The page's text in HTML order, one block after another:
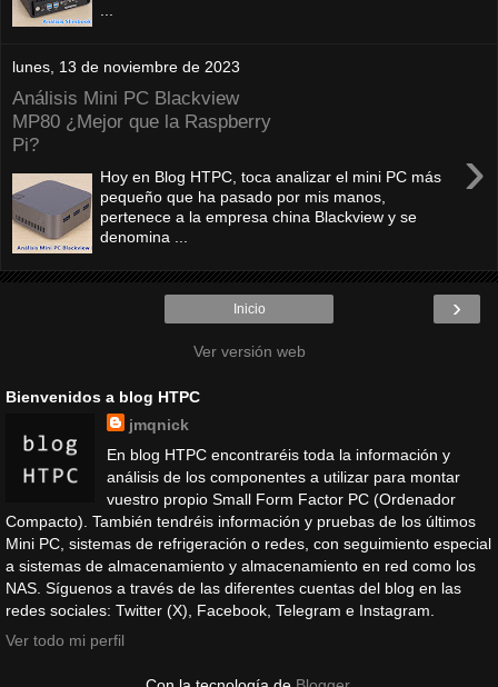
lunes, 13 de noviembre de 2023
Análisis Mini PC Blackview
MP80 ¿Mejor que la Raspberry
Pi?
›
Hoy en Blog HTPC, toca analizar el mini PC más
pequeño que ha pasado por mis manos,
pertenece a la empresa china Blackview y se
denomina ...
›
Inicio
Ver versión web
Bienvenidos a blog HTPC
jmqnick
En blog HTPC encontraréis toda la información y
análisis de los componentes a utilizar para montar
vuestro propio Small Form Factor PC (Ordenador
Compacto). También tendréis información y pruebas de los últimos
Mini PC, sistemas de refrigeración o redes, con seguimiento especial
a sistemas de almacenamiento y almacenamiento en red como los
NAS. Síguenos a través de las diferentes cuentas del blog en las
redes sociales: Twitter (X), Facebook, Telegram e Instagram.
Ver todo mi perfil